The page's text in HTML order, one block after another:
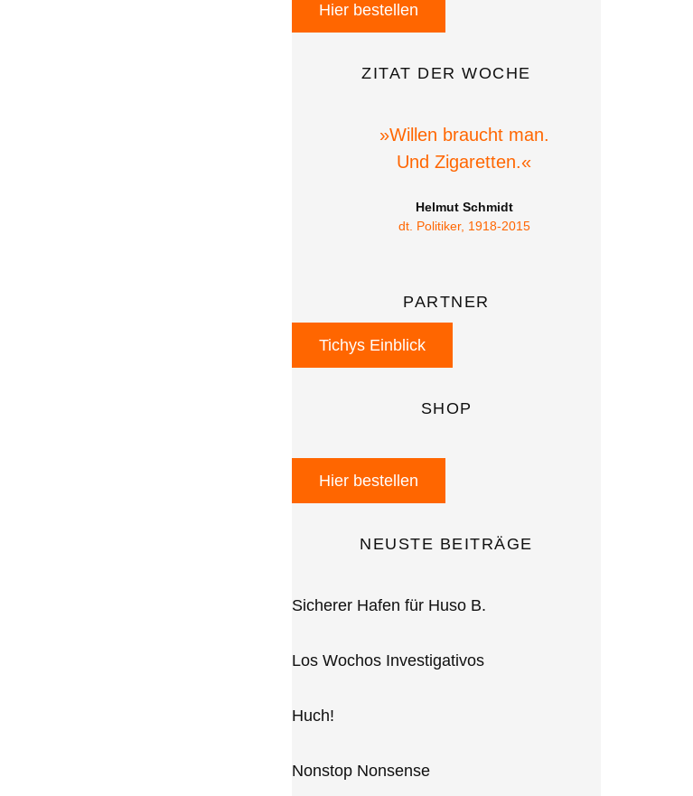
Hier bestellen
ZITAT DER WOCHE
»Willen braucht man.
Und Zigaretten.«
Helmut Schmidt
dt. Politiker, 1918-2015
PARTNER
Tichys Einblick
SHOP
Hier bestellen
NEUSTE BEITRÄGE
Sicherer Hafen für Huso B.
Los Wochos Investigativos
Huch!
Nonstop Nonsense